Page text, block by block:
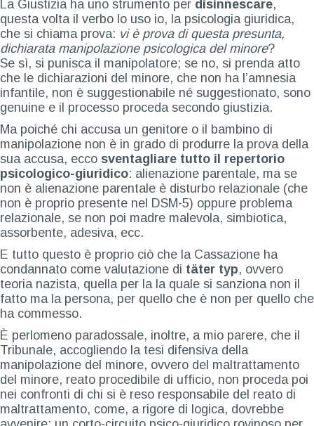
La Giustizia ha uno strumento per disinnescare,
questa volta il verbo lo uso io, la psicologia giuridica,
che si chiama prova: vi è prova di questa presunta,
dichiarata manipolazione psicologica del minore?
Se sì, si punisca il manipolatore; se no, si prenda atto
che le dichiarazioni del minore, che non ha l’amnesia
infantile, non è suggestionabile né suggestionato, sono
genuine e il processo proceda secondo giustizia.
Ma poiché chi accusa un genitore o il bambino di
manipolazione non è in grado di produrre la prova della
sua accusa, ecco sventagliare tutto il repertorio
psicologico-giuridico: alienazione parentale, ma se
non è alienazione parentale è disturbo relazionale (che
non è proprio presente nel DSM-5) oppure problema
relazionale, se non poi madre malevola, simbiotica,
assorbente, adesiva, ecc.
E tutto questo è proprio ciò che la Cassazione ha
condannato come valutazione di täter typ, ovvero
teoria nazista, quella per la la quale si sanziona non il
fatto ma la persona, per quello che è non per quello che
ha commesso.
È perlomeno paradossale, inoltre, a mio parere, che il
Tribunale, accogliendo la tesi difensiva della
manipolazione del minore, ovvero del maltrattamento
del minore, reato procedibile di ufficio, non proceda poi
nei confronti di chi si è reso responsabile del reato di
maltrattamento, come, a rigore di logica, dovrebbe